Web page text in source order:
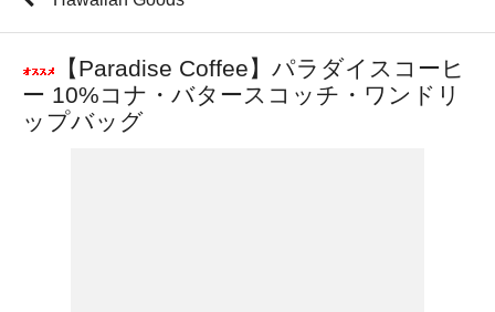
【Paradise Coffee】パラダイスコーヒ
ー 10%コナ・バタースコッチ・ワンドリ
ップバッグ